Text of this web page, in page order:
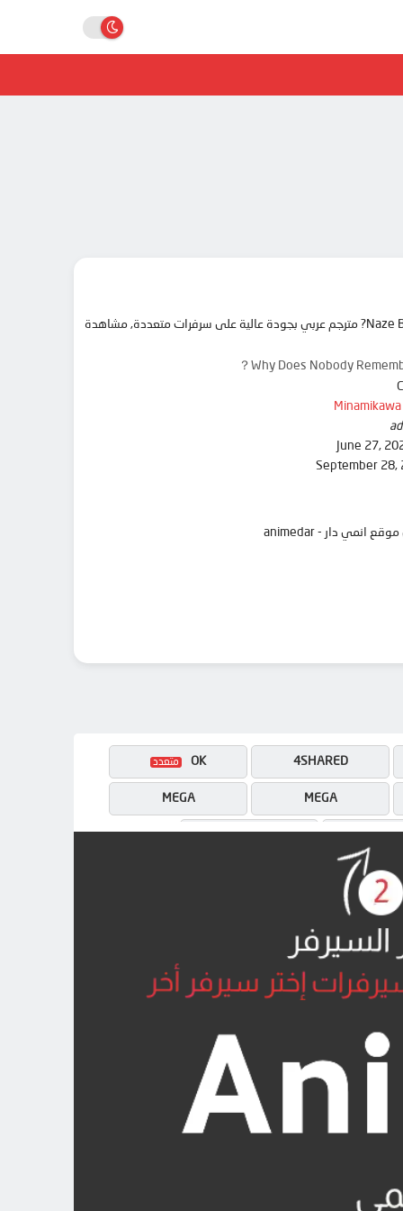
مرحبا بك في موقع انمي دار animedar نقدم لك حلقات انمي Naze Boku no Sekai wo Daremo Oboeteinai no ka? مترجم عربي بجودة عالية على سرفرات متعددة, مشاهدة
Why Does Nobody
June 27,
September 28,
OK
MEGA
MEGA
MP4UPLOAD
4SHARED